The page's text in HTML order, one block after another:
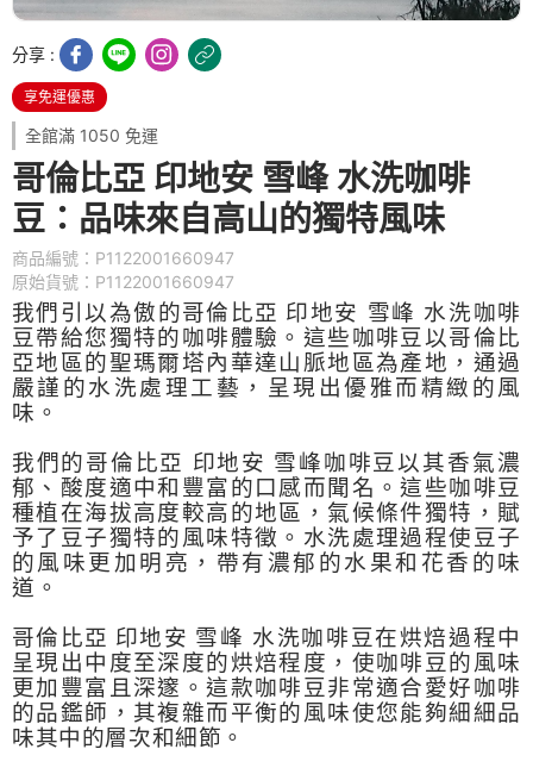
分享 :
享免運優惠
全館滿 1050 免運
哥倫比亞 印地安 雪峰 水洗咖啡
豆：品味來自高山的獨特風味
商品編號：P1122001660947
原始貨號：P1122001660947
我們引以為傲的哥倫比亞 印地安 雪峰 水洗咖啡
豆帶給您獨特的咖啡體驗。這些咖啡豆以哥倫比
亞地區的聖瑪爾塔內華達山脈地區為產地，通過
嚴謹的水洗處理工藝，呈現出優雅而精緻的風
味。
我們的哥倫比亞 印地安 雪峰咖啡豆以其香氣濃
郁、酸度適中和豐富的口感而聞名。這些咖啡豆
種植在海拔高度較高的地區，氣候條件獨特，賦
予了豆子獨特的風味特徵。水洗處理過程使豆子
的風味更加明亮，帶有濃郁的水果和花香的味
道。
哥倫比亞 印地安 雪峰 水洗咖啡豆在烘焙過程中
呈現出中度至深度的烘焙程度，使咖啡豆的風味
更加豐富且深邃。這款咖啡豆非常適合愛好咖啡
的品鑑師，其複雜而平衡的風味使您能夠細細品
味其中的層次和細節。